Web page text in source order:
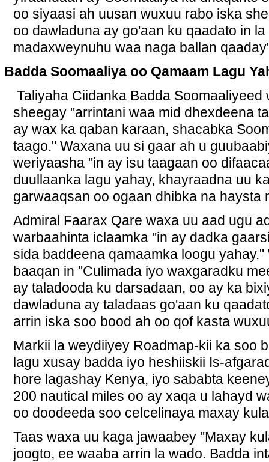
oo siyaasi ah uusan wuxuu rabo iska
oo dawladuna ay go'aan ku qaadato in
madaxweynuhu waa naga ballan
Badda Soomaaliya oo Qamaam Lagu
Taliyaha Ciidanka Badda Soomaaliyeed
sheegay "arrintani waa mid dhexdeena
ay wax ka qaban karaan, shacabka
taago." Waxana uu si gaar ah u
weriyaasha "in ay isu taagaan oo
duullaanka lagu yahay, khayraadna uu
garwaaqsan oo ogaan dhibka na haysta
Admiral Faarax Qare waxa uu aad ugu
warbaahinta iclaamka "in ay dadka
sida baddeena qamaamka loogu
baaqan in "Culimada iyo waxgaradku
ay taladooda ku darsadaan, oo ay ka
dawladuna ay taladaas go'aan ku
arrin iska soo bood ah oo qof kasta
Markii la weydiiyey Roadmap-kii ka soo
lagu xusay badda iyo heshiiskii Is-
hore lagashay Kenya, iyo sababta
200 nautical miles oo ay xaqa u lahayd
oo doodeeda soo celcelinaya maxay
Taas waxa uu kaga jawaabey "Maxay
joogto, ee waaba arrin la wado. Badda